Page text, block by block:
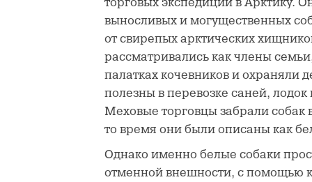
торговых экспедиций в Арктику.
выносливых и могущественных
от свирепых арктических
рассматривались как члены
палатках кочевников и охраняли
полезны в перевозке саней,
Меховые торговцы забрали собак
то время они были описаны как
Однако именно белые собаки
отменной внешности, с помощью